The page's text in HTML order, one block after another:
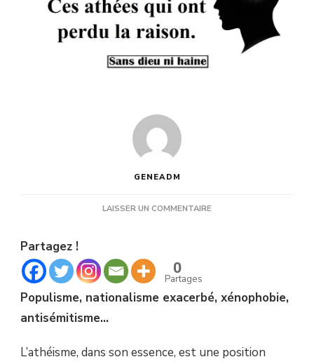
GENEADM
LAISSER UN COMMENTAIRE
RAISON
Partagez !
0
Partages
Populisme, nationalisme exacerbé, xénophobie,
antisémitisme…
L’athéisme, dans son essence, est une position